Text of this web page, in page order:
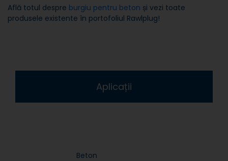
Află totul despre burgiu pentru beton și vezi toate
produsele existente în portofoliul Rawlplug!
Aplicații
Beton